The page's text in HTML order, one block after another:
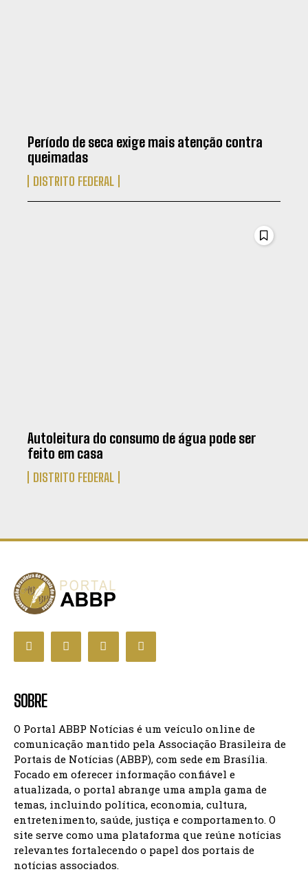
Período de seca exige mais atenção contra
queimadas
DISTRITO FEDERAL
Autoleitura do consumo de água pode ser
feito em casa
DISTRITO FEDERAL
SOBRE
O Portal ABBP Notícias é um veículo online de
comunicação mantido pela Associação Brasileira de
Portais de Notícias (ABBP), com sede em Brasília.
Focado em oferecer informação confiável e
atualizada, o portal abrange uma ampla gama de
temas, incluindo política, economia, cultura,
entretenimento, saúde, justiça e comportamento. O
site serve como uma plataforma que reúne notícias
relevantes fortalecendo o papel dos portais de
notícias associados.